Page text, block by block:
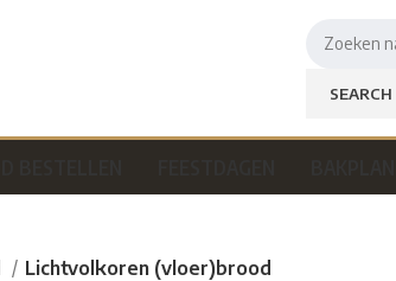
SEARCH
Lichtvolkoren (vloer)brood